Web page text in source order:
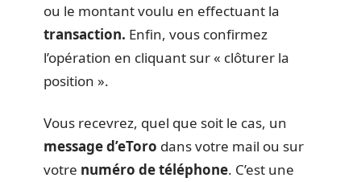
ou le montant voulu en effectuant la
transaction. Enfin, vous confirmez
l’opération en cliquant sur « clôturer la
position ».
Vous recevrez, quel que soit le cas, un
message d’eToro dans votre mail ou sur
votre numéro de téléphone. C’est une